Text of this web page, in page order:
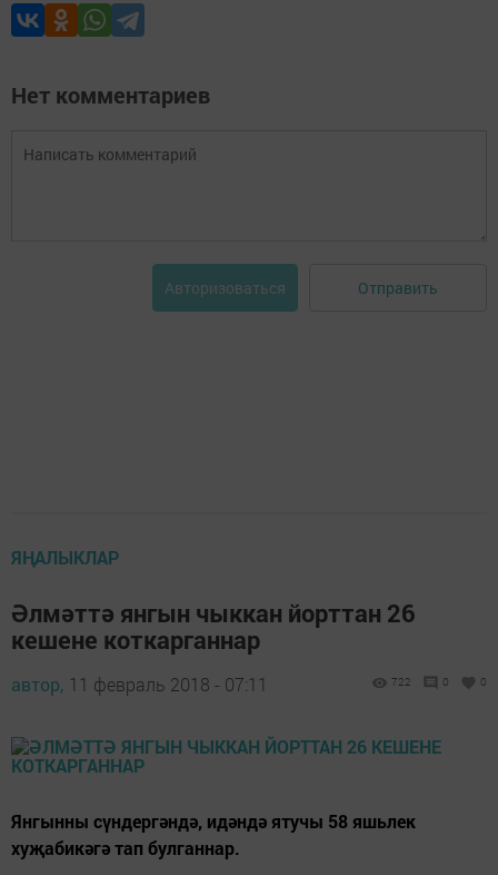
Нет комментариев
Авторизоваться Отправить
ЯҢАЛЫКЛАР
Әлмәттә янгын чыккан йорттан 26
кешене коткарганнар
автор, 11 февраль 2018 - 07:11 722 0 0
Янгынны сүндергәндә, идәндә ятучы 58 яшьлек
хуҗабикәгә тап булганнар.